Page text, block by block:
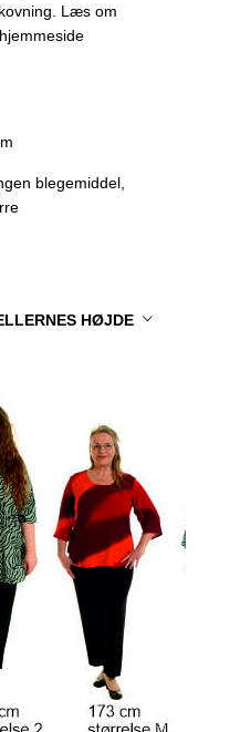
Læs om
blegemiddel,
HØJDE